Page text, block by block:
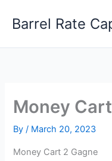
Barrel Rate
Money
By/ March 20, 2023
Money Cart 2 Gagne